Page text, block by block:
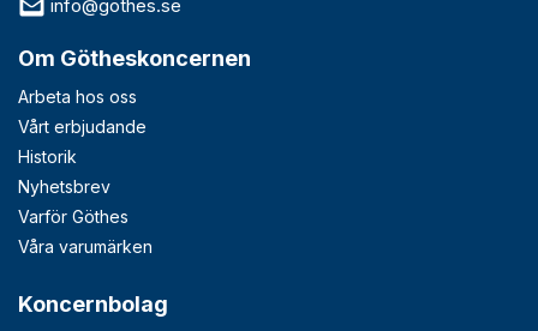
info@gothes.se
Om Götheskoncernen
Arbeta hos oss
Vårt erbjudande
Historik
Nyhetsbrev
Varför Göthes
Våra varumärken
Koncernbolag